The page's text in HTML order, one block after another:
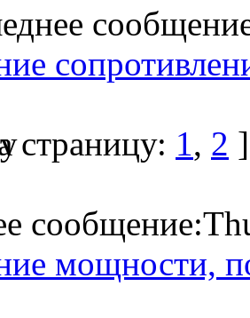
страницу: 1, 2 ]
мощности,